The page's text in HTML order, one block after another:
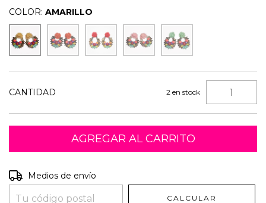
COLOR: AMARILLO
CANTIDAD 2 en stock
Entregas para el CP:
Medios de envío
CALCULAR